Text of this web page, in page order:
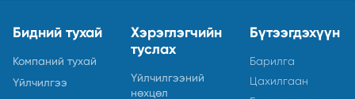
Бидний тухай
Компаний тухай
Үйлчилгээ
Хэрэглэгчийн
туслах
Үйлчилгээний
нөхцөл
Бүтээгдэхүүн
Барилга
Цахилгаан